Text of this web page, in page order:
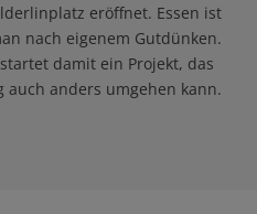
eröffnet. Essen ist
nach eigenem Gutdünken.
damit ein Projekt, das
anders umgehen kann.